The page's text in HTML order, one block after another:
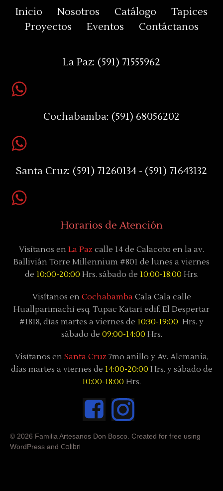
Inicio Nosotros Catálogo
Tapices
Proyectos
Eventos Contáctanos
La Paz: (591) 71555962
Cochabamba: (591) 68056202
Santa Cruz: (591) 71260134 - (591) 71643132
Horarios de Atención
Visítanos en La Paz calle 14 de Calacoto en la av.
Ballivián Torre Millennium #801 de lunes a viernes
de 10:00-20:00 Hrs. sábado de 10:00-18:00 Hrs.
Visítanos en CochabambaCala Cala calle
Huallparimachi esq. Tupac Katari edif. El Despertar
#1818, días martes a viernes de 10:30-19:00 Hrs. y
sábado de 09:00-14:00 Hrs.
Visítanos en Santa Cruz7mo anillo y Av. Alemania,
días martes a viernes de 14:00-20:00 Hrs. y sábado de
10:00-18:00 Hrs.
© 2026 Familia Artesanos Don Bosco. Created for free using
WordPress and Colibri